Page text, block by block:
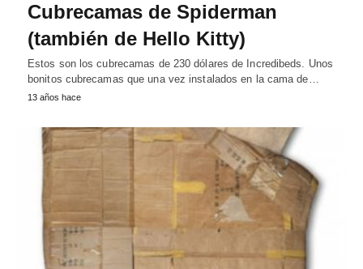
Cubrecamas de Spiderman
(también de Hello Kitty)
Estos son los cubrecamas de 230 dólares de Incredibeds. Unos
bonitos cubrecamas que una vez instalados en la cama de…
13 años hace